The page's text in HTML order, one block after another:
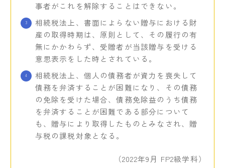
事者がこれを解除することはできない。
相続税法上、書面によらない贈与における財
産の取得時期は、原則として、その履行の有
無にかかわらず、受贈者が当該贈与を受ける
意思表示をした時とされている。
相続税法上、個人の債務者が資力を喪失して
債務を弁済することが困難になり、その債務
の免除を受けた場合、債務免除益のうち債務
を弁済することが困難である部分について
も、贈与により取得したものとみなされ、贈
与税の課税対象となる。
（2022年9月 FP2級学科）